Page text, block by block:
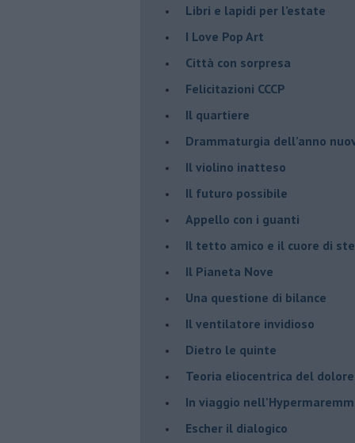
​Libri e lapidi per l’estate
​I Love Pop Art
Città con sorpresa
Felicitazioni CCCP
​Il quartiere
​Drammaturgia dell’anno
​Il violino inatteso
​Il futuro possibile
​Appello con i guanti
​Il tetto amico e il cuore di
​Il Pianeta Nove
​Una questione di bilance
​Il ventilatore invidioso
​Dietro le quinte
​Teoria eliocentrica del dolore
In viaggio
​Escher il dialogico